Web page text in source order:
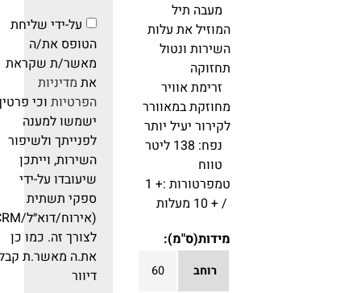
מעבה תיל
המוזיל את עלות
השירות ונטול
תחזוקה
זרימת אוויר
מחוזקת במאוורר
לקירור יעיל יותר
נפח: 138 ליטר
טווח
/ + 10 מעלות
מידות(ס"מ):
רוחב 60
על-ידי שליחת
הטופס את/ה
מאשר/ת שקראת
אתמדיניות
הפרטיותוכי פרטיך
ישמשו למענה
לפנייתך ולשיפור
השירות, וייתכן
שיעובדו על-ידי
ספקי תשתית
(אירוח/דוא״ל/CRM)
לצורך זה. כמו כן
את.ה מאשר.ת קבלת
דיוור